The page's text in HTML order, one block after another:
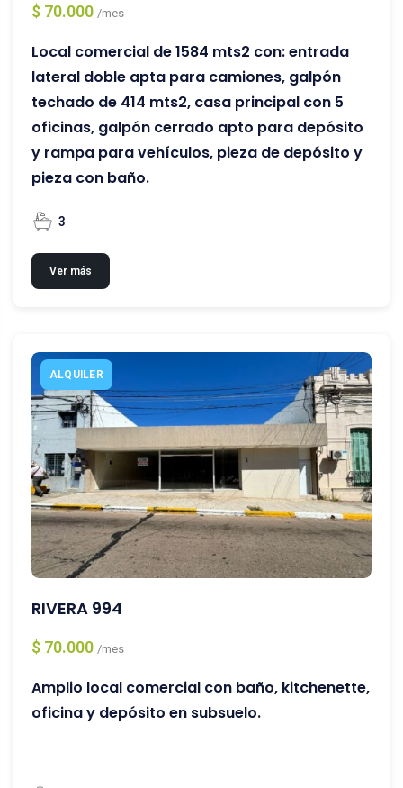
$ 70.000 /mes
Local comercial de 1584 mts2 con: entrada
lateral doble apta para camiones, galpón
techado de 414 mts2, casa principal con 5
oficinas, galpón cerrado apto para depósito
y rampa para vehículos, pieza de depósito y
pieza con baño.
3
Ver más
ALQUILER
RIVERA 994
$ 70.000 /mes
Amplio local comercial con baño, kitchenette,
oficina y depósito en subsuelo.